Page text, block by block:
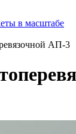
в масштабе
АП-3